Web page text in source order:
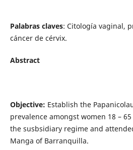
Palabras claves: Citología vaginal,
cáncer de cérvix.
Abstract
Objective: Establish the
prevalence amongst women 18 –
the susbsidiary regime and
Manga of Barranquilla.